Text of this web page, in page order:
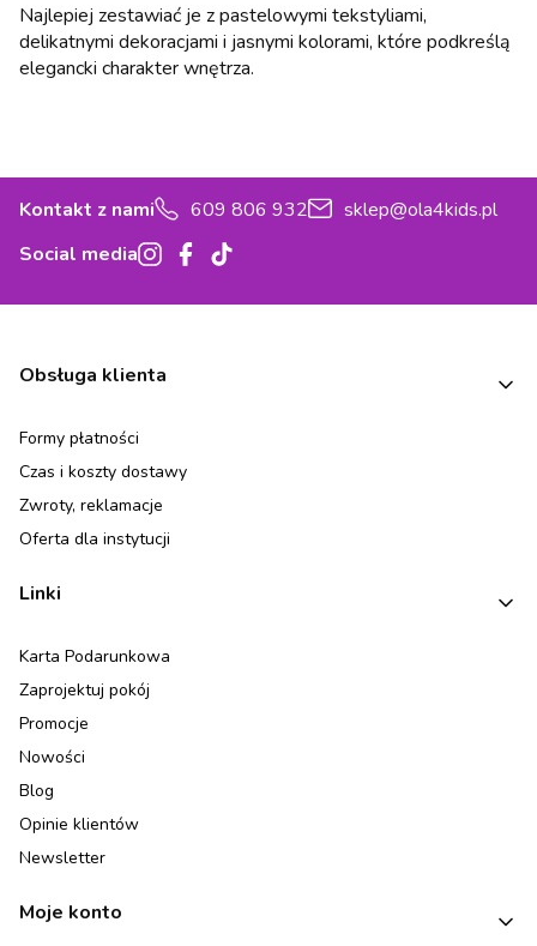
Najlepiej zestawiać je z pastelowymi tekstyliami,
delikatnymi dekoracjami i jasnymi kolorami, które podkreślą
elegancki charakter wnętrza.
Kontakt z nami 609 806 932
sklep@ola4kids.pl
Social media
Linki w stopce
Obsługa klienta
Formy płatności
Czas i koszty dostawy
Zwroty, reklamacje
Oferta dla instytucji
Linki
Karta Podarunkowa
Zaprojektuj pokój
Promocje
Nowości
Blog
Opinie klientów
Newsletter
Moje konto